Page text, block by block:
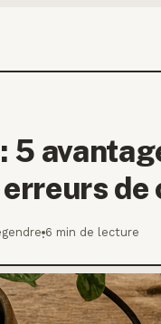
5
·6 min de lecture